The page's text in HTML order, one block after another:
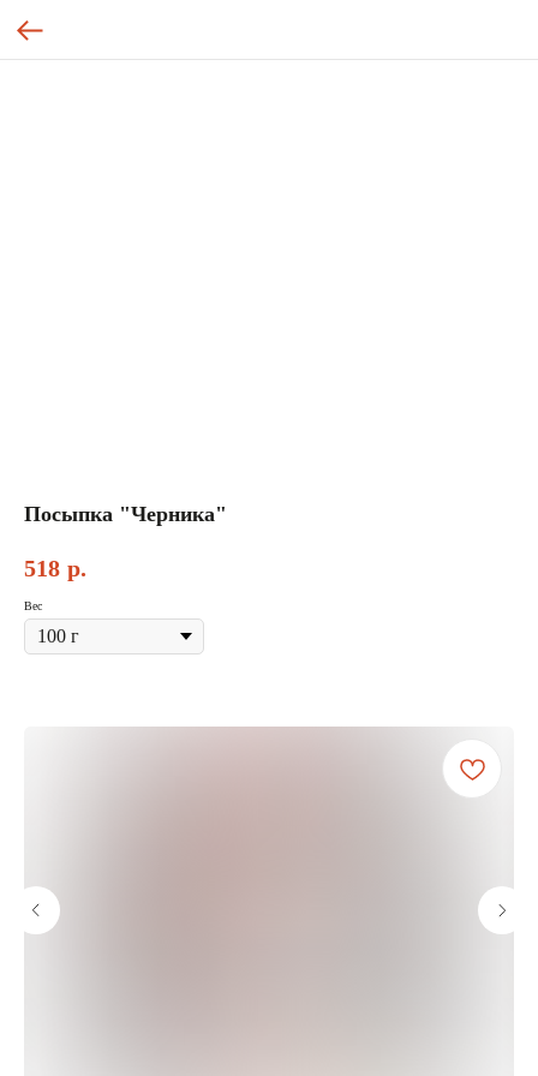
Посыпка "Черника"
518 р.
Вес